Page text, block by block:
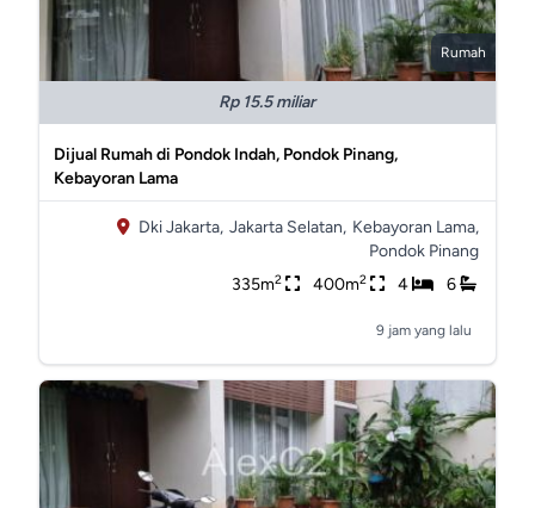
Rumah
Rp 15.5 miliar
Dijual Rumah di Pondok Indah, Pondok Pinang,
Kebayoran Lama
Dki Jakarta, Jakarta Selatan, Kebayoran Lama,
Pondok Pinang
335m2 400m2 4 6
9 jam yang lalu